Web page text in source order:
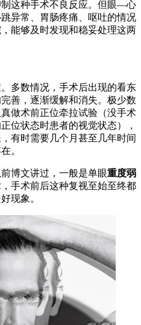
这种手术不良反应。但眼—心
异常、胃肠疼痛、呕吐的情况
能够及时发现和稳妥处理这两
多数情况，手术后出现的看东
善，逐渐缓解和消失。极少数
做术前正位牵拉试验（没手术
位状态时患者的视觉状态），
有时需要几个月甚至几年时间
。
博文讲过，一般是单眼重度弱
手术前后这种复视至始至终都
现象。